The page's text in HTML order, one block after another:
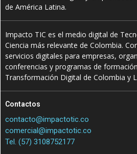
de América Latina.
Impacto TIC es el medio digital de
Ciencia más relevante de Colombia.
servicios digitales para empresas,
conferencias y programas de
Transformación Digital de Colombia y
Contactos
contacto@impactotic.co
comercial@impactotic.co
Tel. (57) 3108752177